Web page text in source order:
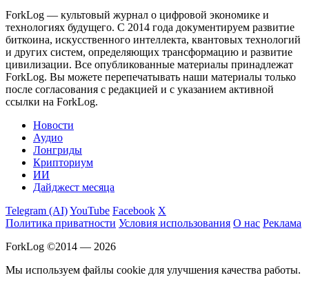
ForkLog — культовый журнал о цифровой экономике и
технологиях будущего. С 2014 года документируем развитие
биткоина, искусственного интеллекта, квантовых технологий
и других систем, определяющих трансформацию и развитие
цивилизации. Все опубликованные материалы принадлежат
ForkLog. Вы можете перепечатывать наши материалы только
после согласования с редакцией и с указанием активной
ссылки на ForkLog.
Новости
Аудио
Лонгриды
Крипториум
ИИ
Дайджест месяца
Telegram (AI)YouTube Facebook X
Политика приватности Условия использования О нас Реклама
ForkLog ©2014 — 2026
Мы используем файлы cookie для улучшения качества работы.